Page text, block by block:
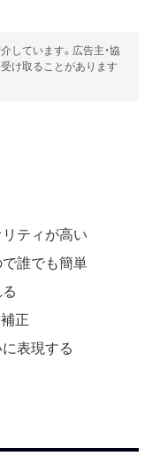
しています。広告主・協
け取ることがあります
ティが高い
誰でも簡単
正
表現する